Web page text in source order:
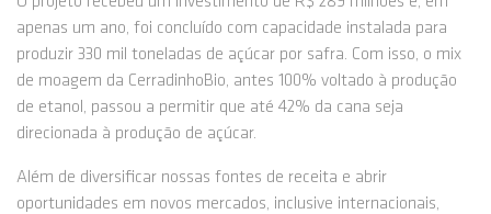
apenas um ano, foi concluído com capacidade instalada para
produzir 330 mil toneladas de açúcar por safra. Com isso, o mix
de moagem da CerradinhoBio, antes 100% voltado à produção
de etanol, passou a permitir que até 42% da cana seja
direcionada à produção de açúcar.
Além de diversificar nossas fontes de receita e abrir
oportunidades em novos mercados, inclusive internacionais,